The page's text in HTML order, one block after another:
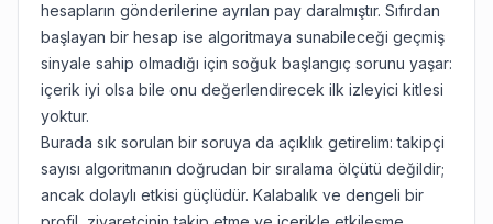
hesapların gönderilerine ayrılan pay daralmıştır. Sıfırdan
başlayan bir hesap ise algoritmaya sunabileceği geçmiş
sinyale sahip olmadığı için soğuk başlangıç sorunu yaşar:
içerik iyi olsa bile onu değerlendirecek ilk izleyici kitlesi
yoktur.
Burada sık sorulan bir soruya da açıklık getirelim: takipçi
sayısı algoritmanın doğrudan bir sıralama ölçütü değildir;
ancak dolaylı etkisi güçlüdür. Kalabalık ve dengeli bir